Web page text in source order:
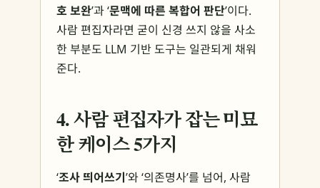
호 보완’과 ‘문맥에 따른 복합어 판단’이다.
사람 편집자라면 굳이 신경 쓰지 않을 사소
한 부분도 LLM 기반 도구는 일관되게 채워
준다.
4. 사람 편집자가 잡는 미묘
한 케이스 5가지
‘조사 띄어쓰기’와 ‘의존명사’를 넘어, 사람